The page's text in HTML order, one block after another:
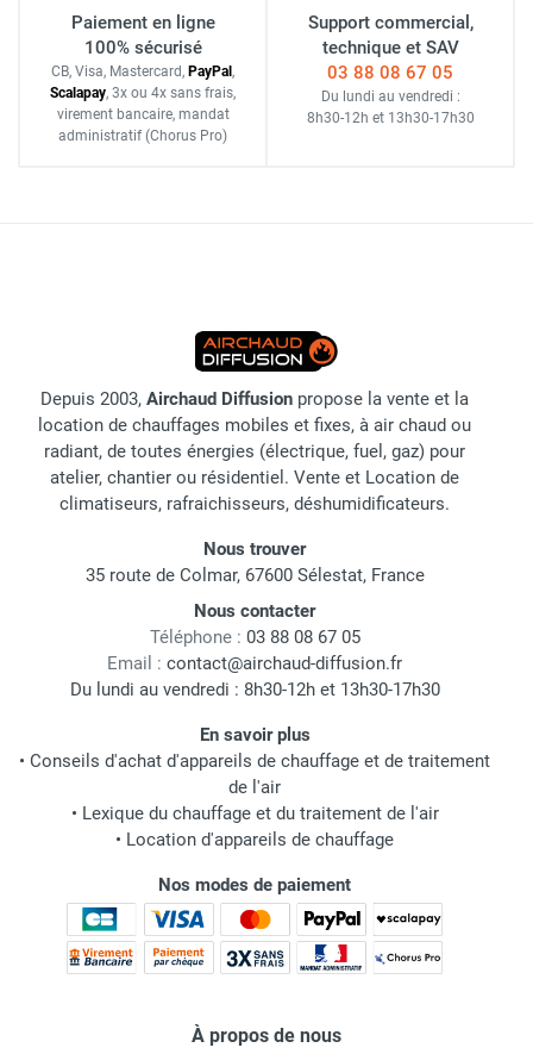
Paiement en ligne
100% sécurisé
CB, Visa, Mastercard, PayPal ,
Scalapay, 3x ou 4x sans frais,
virement bancaire, mandat
administratif (Chorus Pro)
Support commercial,
technique et SAV
03 88 08 67 05
Du lundi au vendredi :
8h30-12h et 13h30-17h30
Depuis 2003, Airchaud Diffusion propose la vente et la
location de chauffages mobiles et fixes, à air chaud ou
radiant, de toutes énergies (électrique, fuel, gaz) pour
atelier, chantier ou résidentiel. Vente et Location de
climatiseurs, rafraichisseurs, déshumidificateurs.
Nous trouver
35 route de Colmar, 67600 Sélestat, France
Nous contacter
Téléphone : 03 88 08 67 05
Email : contact@airchaud-diffusion.fr
Du lundi au vendredi : 8h30-12h et 13h30-17h30
En savoir plus
• Conseils d'achat d'appareils de chauffage et de traitement
de l'air
• Lexique du chauffage et du traitement de l'air
• Location d'appareils de chauffage
Nos modes de paiement
À propos de nous